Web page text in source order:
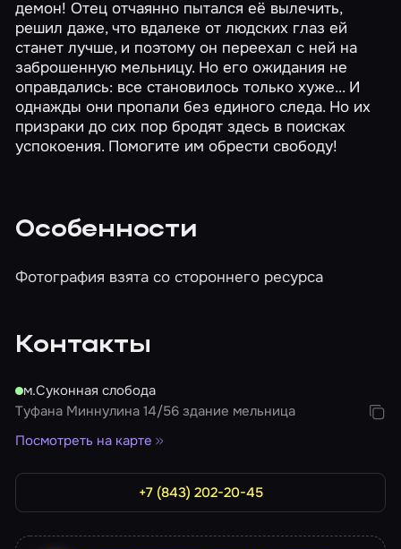
демон! Отец отчаянно пытался её вылечить,
решил даже, что вдалеке от людских глаз ей
станет лучше, и поэтому он переехал с ней на
заброшенную мельницу. Но его ожидания не
оправдались: все становилось только хуже... И
однажды они пропали без единого следа. Но их
призраки до сих пор бродят здесь в поисках
успокоения. Помогите им обрести свободу!
Особенности
Фотография взята со стороннего ресурса
Контакты
м.Суконная слобода
Туфана Миннулина 14/56 здание мельница
Посмотреть на карте
+7 (843) 202-20-45